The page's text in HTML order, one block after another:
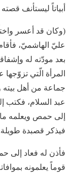
أبياتاً ليستأنف
(وكان قد أعسر
عليّ الهاشميّ،
بعد مودّته له
المرأة الّتي
جماعة من أهل بيته
عبد السلام، فكتب
إلى حمص ويعلمه ما
فيذكر قصبدة
فأذن له فعاد إلى
قوماً يعلمونه